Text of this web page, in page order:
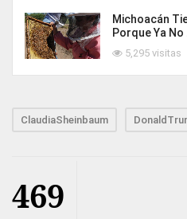
Michoacán
Porque Ya No
5,295 visitas
ClaudiaSheinbaum
469